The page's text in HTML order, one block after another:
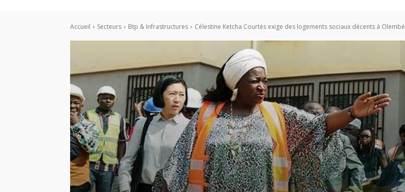
Accueil Secteurs Btp & Infrastructures Célestine Ketcha Courtès exige des logements sociaux décents à Olembè